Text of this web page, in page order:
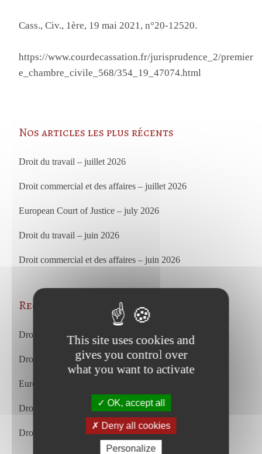
Cass., Civ., 1ère, 19 mai 2021, n°20-12520.
https://www.courdecassation.fr/jurisprudence_2/premier
e_chambre_civile_568/354_19_47074.html
Nos articles les plus récents
Droit du travail – juillet 2026
Droit commercial et des affaires – juillet 2026
European Court of Justice – july 2026
Droit du travail – juin 2026
Droit commercial et des affaires – juin 2026
Recent Posts
Droit du travail – juillet 2026
Droit commercial et des affaires – juillet 2026
European Court of Justice – july 2026
Droit du travail – juin 2026
Droit commercial et des affaires – juin 2026
This site uses cookies and
gives you control over
what you want to activate
OK, accept all
Deny all cookies
Personalize